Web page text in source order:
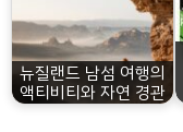
뉴질랜드 남섬 여행의
액티비티와 자연 경관